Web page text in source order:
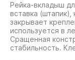
Рейка-вкладыш
вставка (штапик),
закрывает
используется в
Сращенная
стабильность.